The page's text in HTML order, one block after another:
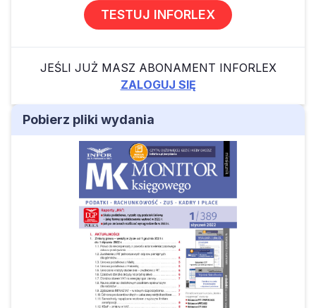
TESTUJ INFORLEX
JEŚLI JUŻ MASZ ABONAMENT INFORLEX
ZALOGUJ SIĘ
Pobierz pliki wydania